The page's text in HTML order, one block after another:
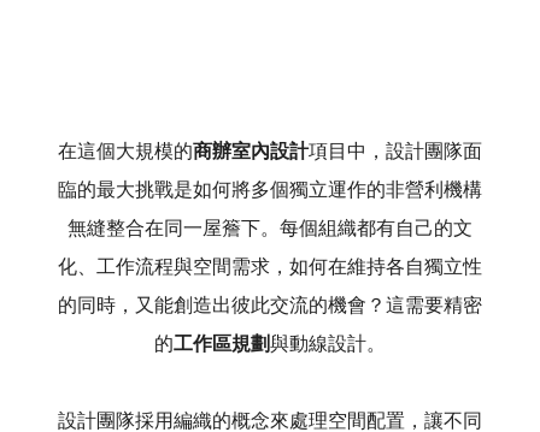
在這個大規模的商辦室內設計項目中，設計團隊面
臨的最大挑戰是如何將多個獨立運作的非營利機構
無縫整合在同一屋簷下。每個組織都有自己的文
化、工作流程與空間需求，如何在維持各自獨立性
的同時，又能創造出彼此交流的機會？這需要精密
的工作區規劃與動線設計。
設計團隊採用編織的概念來處理空間配置，讓不同